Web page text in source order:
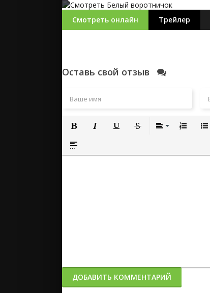
Смотреть онлайн Трейлер
Оставь свой отзыв
Полужирный
Вставка спойлера
ДОБАВИТЬ КОММЕНТАРИЙ